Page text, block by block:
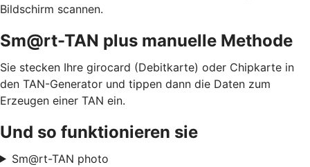
Bildschirm scannen.
Sm@rt-TAN plus manuelle Methode
Sie stecken Ihre girocard (Debitkarte) oder Chipkarte in
den TAN-Generator und tippen dann die Daten zum
Erzeugen einer TAN ein.
Und so funktionieren sie
Sm@rt-TAN photo